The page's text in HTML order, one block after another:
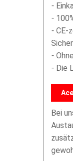
-
-
- CE-
-
- Die
Bei